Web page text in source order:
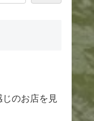
のお店を見